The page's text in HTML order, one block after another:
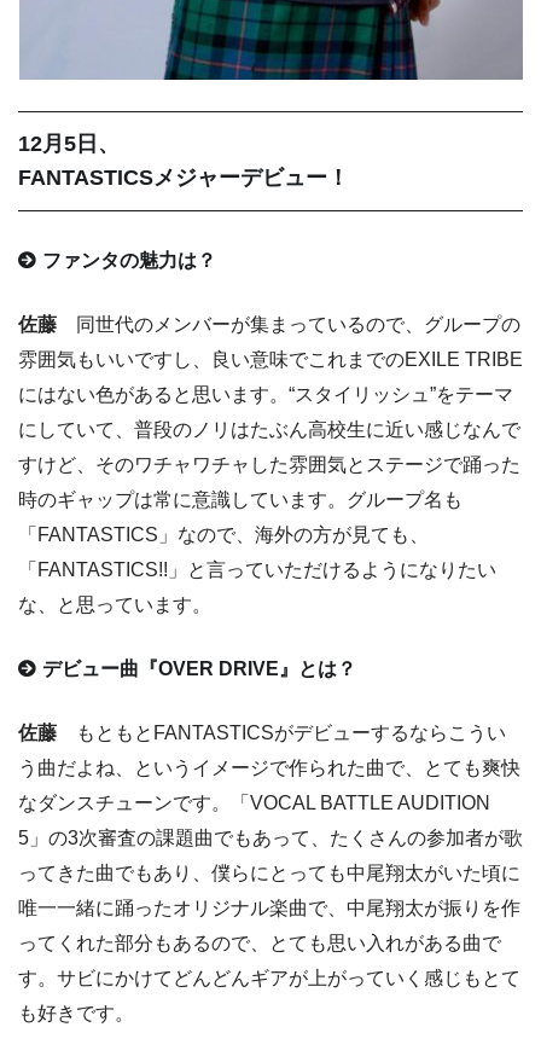
12月5日、
FANTASTICSメジャーデビュー！
ファンタの魅力は？
佐藤 同世代のメンバーが集まっているので、グループの
雰囲気もいいですし、良い意味でこれまでのEXILE TRIBE
にはない色があると思います。“スタイリッシュ”をテーマ
にしていて、普段のノリはたぶん高校生に近い感じなんで
すけど、そのワチャワチャした雰囲気とステージで踊った
時のギャップは常に意識しています。グループ名も
「FANTASTICS」なので、海外の方が見ても、
「FANTASTICS!!」と言っていただけるようになりたい
な、と思っています。
デビュー曲『OVER DRIVE』とは？
佐藤 もともとFANTASTICSがデビューするならこうい
う曲だよね、というイメージで作られた曲で、とても爽快
なダンスチューンです。「VOCAL BATTLE AUDITION
5」の3次審査の課題曲でもあって、たくさんの参加者が歌
ってきた曲でもあり、僕らにとっても中尾翔太がいた頃に
唯一一緒に踊ったオリジナル楽曲で、中尾翔太が振りを作
ってくれた部分もあるので、とても思い入れがある曲で
す。サビにかけてどんどんギアが上がっていく感じもとて
も好きです。